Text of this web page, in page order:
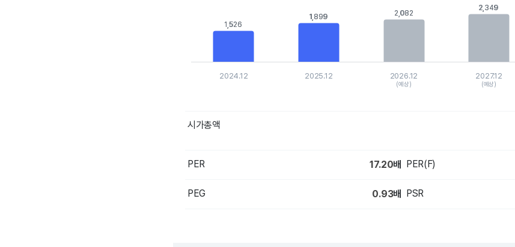
The chart has 1 Y axis displaying values. Data ranges from 1525.914 to 2505.666.
1,526
1,526
1,899
1,899 2,082
2,082
2,349
2,349
2024.12 2025.12 2026.12
(예상)
2027.12
(예상)
시가총액
PER 17.20배 PER(F)
PEG 0.93배 PSR